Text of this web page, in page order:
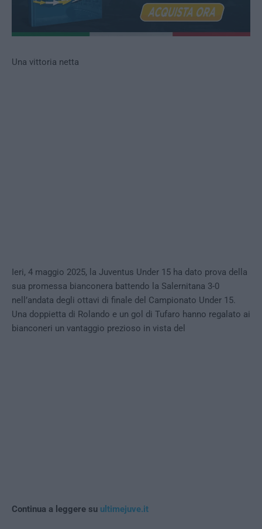
Una vittoria netta
Ieri, 4 maggio 2025, la Juventus Under 15 ha dato prova della
sua promessa bianconera battendo la Salernitana 3-0
nell’andata degli ottavi di finale del Campionato Under 15.
Una doppietta di Rolando e un gol di Tufaro hanno regalato ai
bianconeri un vantaggio prezioso in vista del
Continua a leggere su ultimejuve.it